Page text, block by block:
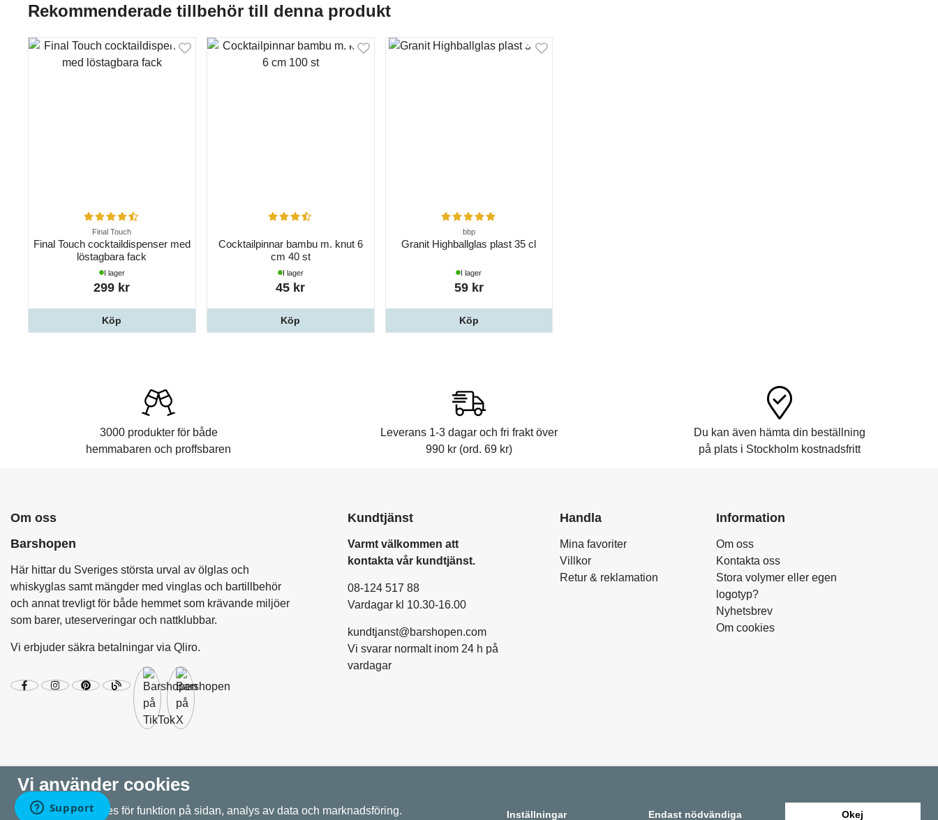
Rekommenderade tillbehör till denna produkt
Final Touch
Final Touch cocktaildispenser med
löstagbara fack
I lager
299 kr
Köp
Cocktailpinnar bambu m. knut 6
cm 40 st
I lager
45 kr
Köp
bbp
Granit Highballglas plast 35 cl
I lager
59 kr
Köp
3000 produkter för både
hemmabaren och proffsbaren
Leverans 1-3 dagar och fri frakt över
990 kr (ord. 69 kr)
Du kan även hämta din beställning
på plats i Stockholm kostnadsfritt
Om oss
Barshopen
Här hittar du Sveriges största urval av ölglas och
whiskyglas samt mängder med vinglas och bartillbehör
och annat trevligt för både hemmet som krävande miljöer
som barer, uteserveringar och nattklubbar.
Vi erbjuder säkra betalningar via Qliro.
Kundtjänst
Varmt välkommen att
kontakta vår kundtjänst.
08-124 517 88
Vardagar kl 10.30-16.00
kundtjanst@barshopen.com
Vi svarar normalt inom 24 h på
vardagar
Handla
Mina favoriter
Villkor
Retur & reklamation
Information
Om oss
Kontakta oss
Stora volymer eller egen
logotyp?
Nyhetsbrev
Om cookies
Vi använder cookies
Vi använder cookies för funktion på sidan, analys av data och marknadsföring. Inställningar Endast nödvändiga Okej